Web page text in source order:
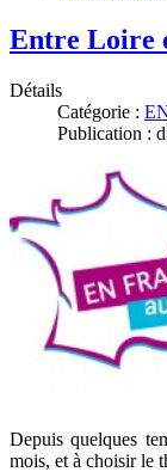
Entre Loire
Détails
Catégorie :
Publication :
Depuis quelques
mois, et à choisir le